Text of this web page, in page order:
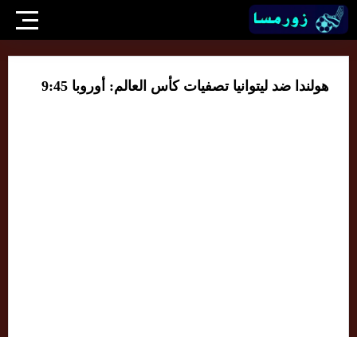
هولندا ضد ليتوانيا تصفيات كأس العالم: أوروبا 9:45